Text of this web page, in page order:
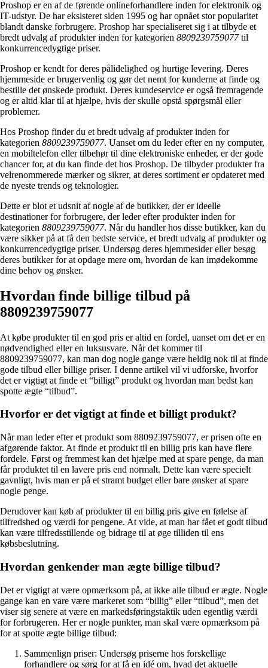
Proshop er en af de førende onlineforhandlere inden for elektronik og
IT-udstyr. De har eksisteret siden 1995 og har opnået stor popularitet
blandt danske forbrugere. Proshop har specialiseret sig i at tilbyde et
bredt udvalg af produkter inden for kategorien 8809239759077til
konkurrencedygtige priser.
Proshop er kendt for deres pålidelighed og hurtige levering. Deres
hjemmeside er brugervenlig og gør det nemt for kunderne at finde og
bestille det ønskede produkt. Deres kundeservice er også fremragende
og er altid klar til at hjælpe, hvis der skulle opstå spørgsmål eller
problemer.
Hos Proshop finder du et bredt udvalg af produkter inden for
kategorien 8809239759077. Uanset om du leder efter en ny computer,
en mobiltelefon eller tilbehør til dine elektroniske enheder, er der gode
chancer for, at du kan finde det hos Proshop. De tilbyder produkter fra
velrenommerede mærker og sikrer, at deres sortiment er opdateret med
de nyeste trends og teknologier.
Dette er blot et udsnit af nogle af de butikker, der er ideelle
destinationer for forbrugere, der leder efter produkter inden for
kategorien 8809239759077. Når du handler hos disse butikker, kan du
være sikker på at få den bedste service, et bredt udvalg af produkter og
konkurrencedygtige priser. Undersøg deres hjemmesider eller besøg
deres butikker for at opdage mere om, hvordan de kan imødekomme
dine behov og ønsker.
Hvordan finde billige tilbud på
8809239759077
At købe produkter til en god pris er altid en fordel, uanset om det er en
nødvendighed eller en luksusvare. Når det kommer til
8809239759077, kan man dog nogle gange være heldig nok til at finde
gode tilbud eller billige priser. I denne artikel vil vi udforske, hvorfor
det er vigtigt at finde et “billigt” produkt og hvordan man bedst kan
spotte ægte “tilbud”.
Hvorfor er det vigtigt at finde et billigt produkt?
Når man leder efter et produkt som 8809239759077, er prisen ofte en
afgørende faktor. At finde et produkt til en billig pris kan have flere
fordele. Først og fremmest kan det hjælpe med at spare penge, da man
får produktet til en lavere pris end normalt. Dette kan være specielt
gavnligt, hvis man er på et stramt budget eller bare ønsker at spare
nogle penge.
Derudover kan køb af produkter til en billig pris give en følelse af
tilfredshed og værdi for pengene. At vide, at man har fået et godt tilbud
kan være tilfredsstillende og bidrage til at øge tilliden til ens
købsbeslutning.
Hvordan genkender man ægte billige tilbud?
Det er vigtigt at være opmærksom på, at ikke alle tilbud er ægte. Nogle
gange kan en vare være markeret som “billig” eller “tilbud”, men det
viser sig senere at være en markedsføringstaktik uden egentlig værdi
for forbrugeren. Her er nogle punkter, man skal være opmærksom på
for at spotte ægte billige tilbud:
Sammenlign priser: Undersøg priserne hos forskellige
forhandlere og sørg for at få en idé om, hvad det aktuelle